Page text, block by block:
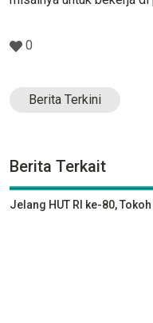
0
Berita Terkini
Berita Terkait
Jelang HUT RI ke-80,